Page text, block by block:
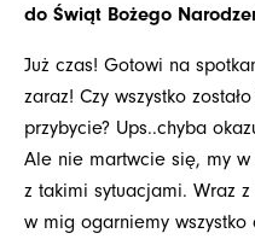
do Świąt Bożego
Już czas! Gotowi na
zaraz! Czy wszystko
przybycie? Ups..chyba
Ale nie martwcie się, my
z takimi sytuacjami. Wraz
w mig ogarniemy wszystko